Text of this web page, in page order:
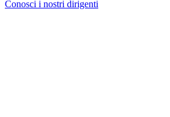
Conosci i nostri dirigenti